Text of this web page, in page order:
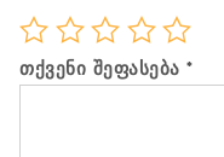
თქვენი შეფასება *